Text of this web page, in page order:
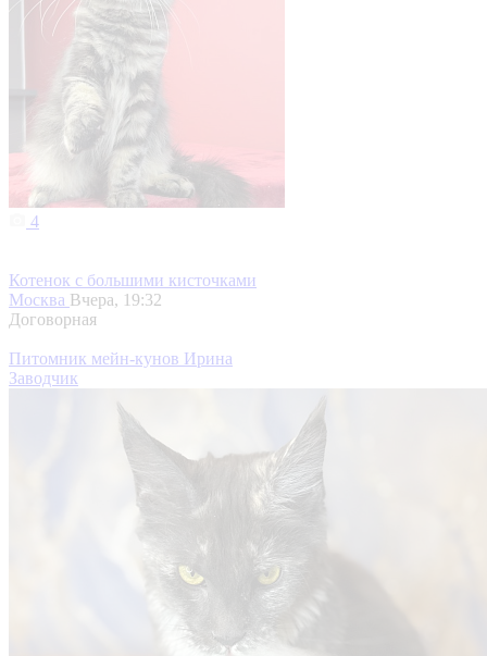
4
Котенок с большими кисточками
Москва Вчера, 19:32
Договорная
Питомник мейн-кунов Ирина
Заводчик